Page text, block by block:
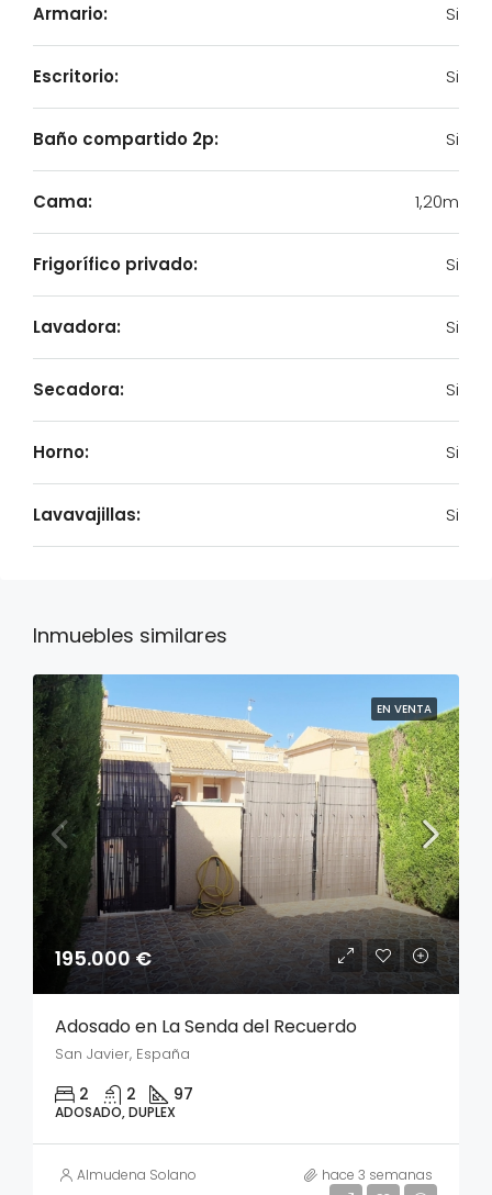
Armario: Si
Escritorio: Si
Baño compartido 2p: Si
Cama: 1,20m
Frigorífico privado: Si
Lavadora: Si
Secadora: Si
Horno: Si
Lavavajillas: Si
Inmuebles similares
EN VENTA
195.000 €
Adosado en La Senda del Recuerdo
San Javier, España
2 2 97
ADOSADO, DUPLEX
Almudena Solano hace 3 semanas